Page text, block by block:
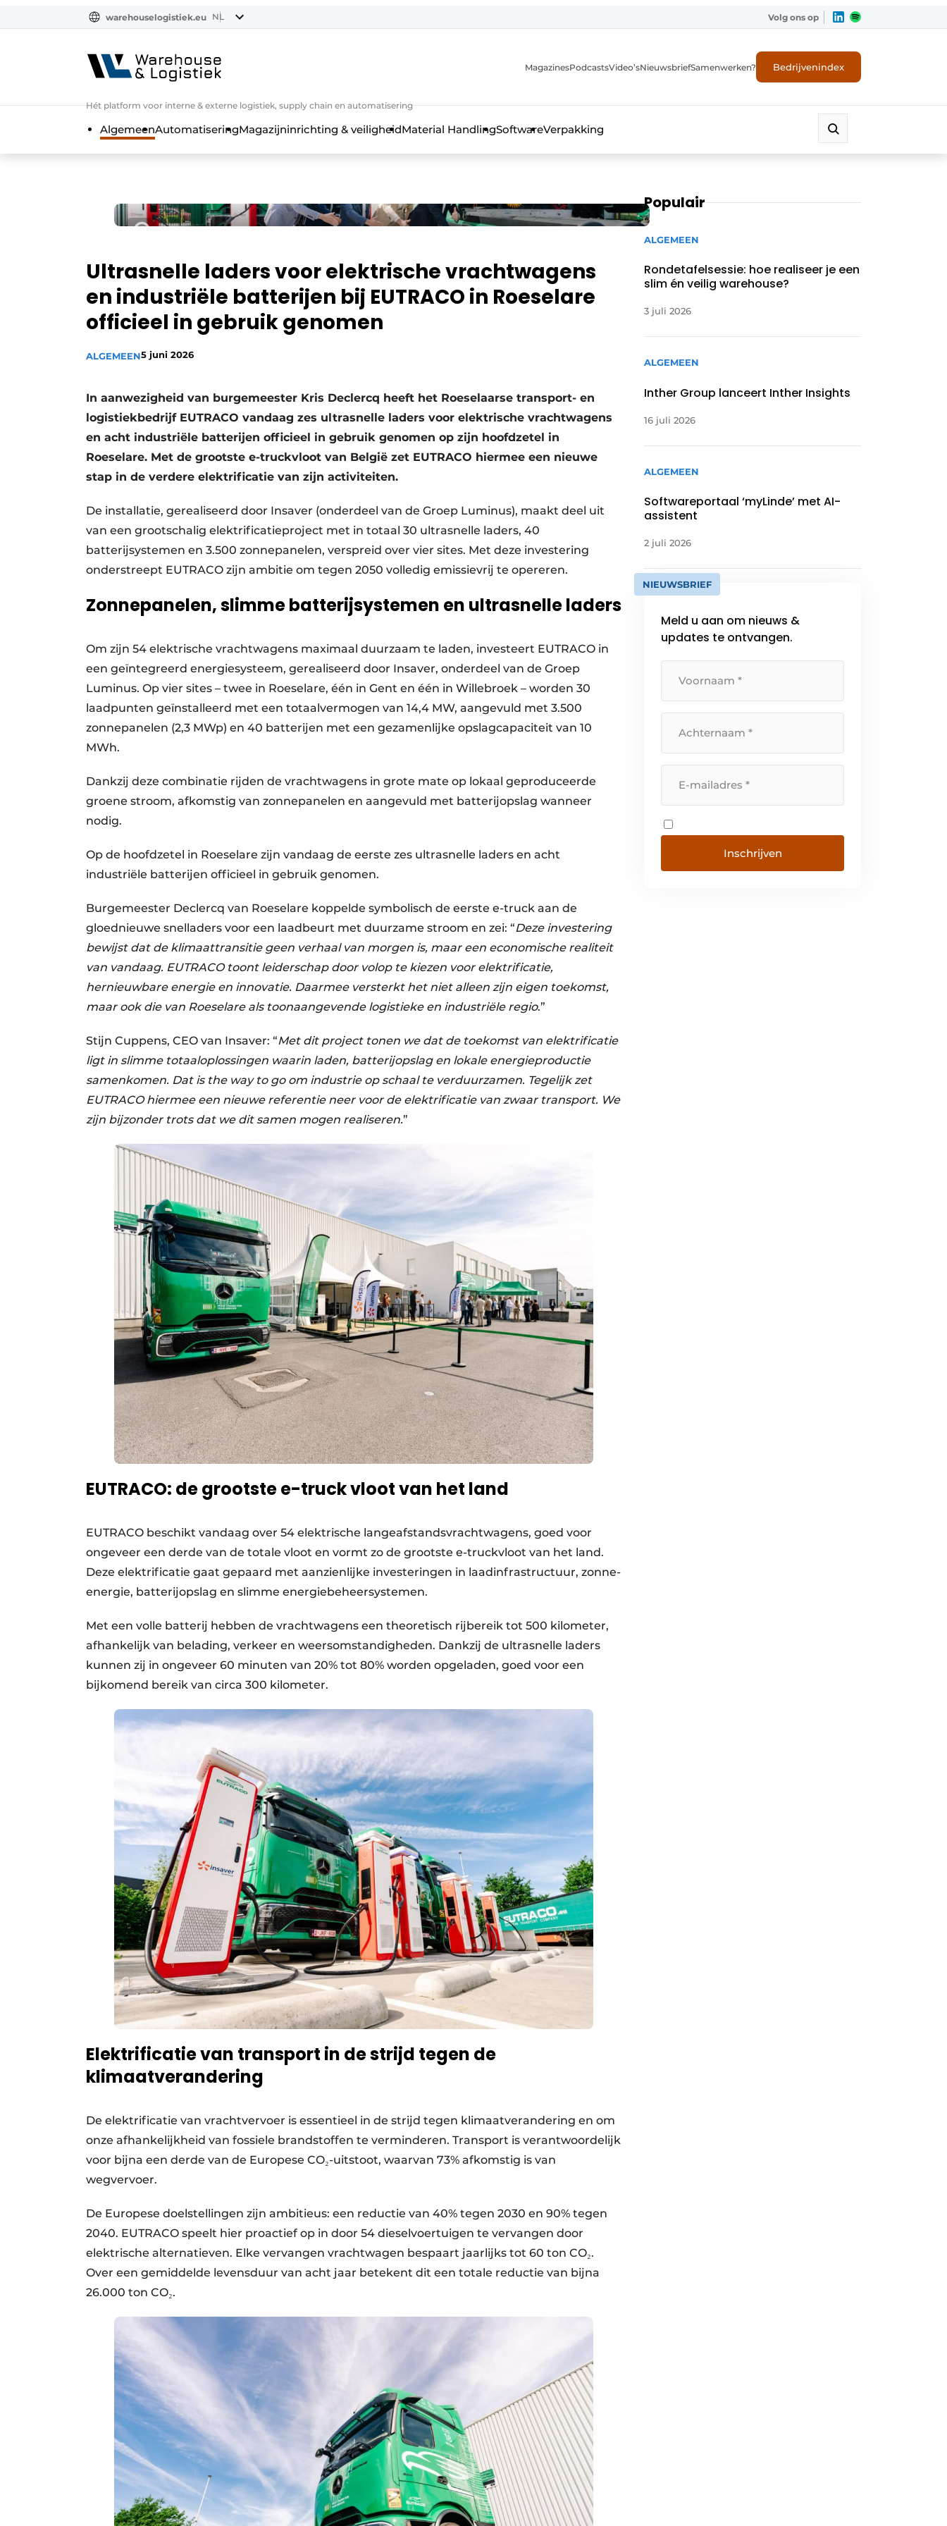
warehouselogistiek.eu NL Volg ons op
Hét platform voor interne & externe logistiek, supply chain en automatisering
MagazinesPodcastsVideo’sNieuwsbriefSamenwerken? Bedrijvenindex
AlgemeenAutomatiseringMagazijninrichting & veiligheidMaterial HandlingSoftwareVerpakking
Ultrasnelle laders voor elektrische vrachtwagens
en industriële batterijen bij EUTRACO in Roeselare
officieel in gebruik genomen
ALGEMEEN5 juni 2026
In aanwezigheid van burgemeester Kris Declercq heeft het Roeselaarse transport- en
logistiekbedrijf EUTRACO vandaag zes ultrasnelle laders voor elektrische vrachtwagens
en acht industriële batterijen officieel in gebruik genomen op zijn hoofdzetel in
Roeselare. Met de grootste e-truckvloot van België zet EUTRACO hiermee een nieuwe
stap in de verdere elektrificatie van zijn activiteiten.
De installatie, gerealiseerd door Insaver (onderdeel van de Groep Luminus), maakt deel uit
van een grootschalig elektrificatieproject met in totaal 30 ultrasnelle laders, 40
batterijsystemen en 3.500 zonnepanelen, verspreid over vier sites. Met deze investering
onderstreept EUTRACO zijn ambitie om tegen 2050 volledig emissievrij te opereren.
Zonnepanelen, slimme batterijsystemen en ultrasnelle laders
​​Om zijn 54 elektrische vrachtwagens maximaal duurzaam te laden, investeert EUTRACO in
een geïntegreerd energiesysteem, gerealiseerd door Insaver, onderdeel van de Groep
Luminus. Op vier sites – twee in Roeselare, één in Gent en één in Willebroek – worden 30
laadpunten geïnstalleerd met een totaalvermogen van 14,4 MW, aangevuld met 3.500
zonnepanelen (2,3 MWp) en 40 batterijen met een gezamenlijke opslagcapaciteit van 10
MWh.
Dankzij deze combinatie rijden de vrachtwagens in grote mate op lokaal geproduceerde
groene stroom, afkomstig van zonnepanelen en aangevuld met batterijopslag wanneer
nodig.
Op de hoofdzetel in Roeselare zijn vandaag de eerste zes ultrasnelle laders en acht
industriële batterijen officieel in gebruik genomen.
Burgemeester Declercq van Roeselare koppelde symbolisch de eerste e-truck aan de
gloednieuwe snelladers voor een laadbeurt met duurzame stroom en zei: “Deze investering
bewijst dat de klimaattransitie geen verhaal van morgen is, maar een economische realiteit
van vandaag. EUTRACO toont leiderschap door volop te kiezen voor elektrificatie,
hernieuwbare energie en innovatie. Daarmee versterkt het niet alleen zijn eigen toekomst,
maar ook die van Roeselare als toonaangevende logistieke en industriële regio.”
Stijn Cuppens, CEO van Insaver: “Met dit project tonen we dat de toekomst van elektrificatie
ligt in slimme totaaloplossingen waarin laden, batterijopslag en lokale energieproductie
samenkomen. Dat is the way to go om industrie op schaal te verduurzamen. Tegelijk zet
EUTRACO hiermee een nieuwe referentie neer voor de elektrificatie van zwaar transport. We
zijn bijzonder trots dat we dit samen mogen realiseren.”
EUTRACO: de grootste e-truck vloot van het land
EUTRACO beschikt vandaag over 54 elektrische langeafstandsvrachtwagens, goed voor
ongeveer een derde van de totale vloot en vormt zo de grootste e-truckvloot van het land.
Deze elektrificatie gaat gepaard met aanzienlijke investeringen in laadinfrastructuur, zonne-
energie, batterijopslag en slimme energiebeheersystemen.
Met een volle batterij hebben de vrachtwagens een theoretisch rijbereik tot 500 kilometer,
afhankelijk van belading, verkeer en weersomstandigheden. Dankzij de ultrasnelle laders
kunnen zij in ongeveer 60 minuten van 20% tot 80% worden opgeladen, goed voor een
bijkomend bereik van circa 300 kilometer.
Elektrificatie van transport in de strijd tegen de
klimaatverandering
De elektrificatie van vrachtvervoer is essentieel in de strijd tegen klimaatverandering en om
onze afhankelijkheid van fossiele brandstoffen te verminderen. Transport is verantwoordelijk
voor bijna een derde van de Europese CO₂-uitstoot, waarvan 73% afkomstig is van
wegvervoer.
De Europese doelstellingen zijn ambitieus: een reductie van 40% tegen 2030 en 90% tegen
2040. EUTRACO speelt hier proactief op in door 54 dieselvoertuigen te vervangen door
elektrische alternatieven. Elke vervangen vrachtwagen bespaart jaarlijks tot 60 ton CO₂.
Over een gemiddelde levensduur van acht jaar betekent dit een totale reductie van bijna
26.000 ton CO₂.
Populair
ALGEMEEN
Rondetafelsessie: hoe realiseer je een
slim én veilig warehouse?
3 juli 2026
ALGEMEEN
Inther Group lanceert Inther Insights
16 juli 2026
ALGEMEEN
Softwareportaal ‘myLinde’ met AI-
assistent
2 juli 2026
NIEUWSBRIEF
Meld u aan om nieuws &
updates te ontvangen.
Inschrijven